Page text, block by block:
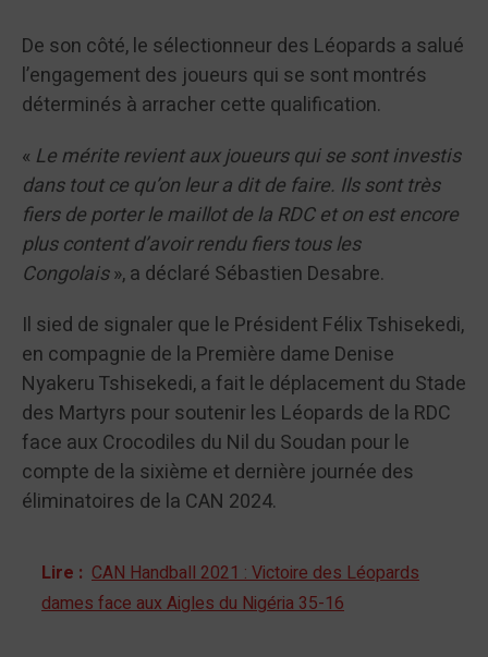
De son côté, le sélectionneur des Léopards a salué
l’engagement des joueurs qui se sont montrés
déterminés à arracher cette qualification.
« Le mérite revient aux joueurs qui se sont investis
dans tout ce qu’on leur a dit de faire. Ils sont très
fiers de porter le maillot de la RDC et on est encore
plus content d’avoir rendu fiers tous les
Congolais», a déclaré Sébastien Desabre.
Il sied de signaler que le Président Félix Tshisekedi,
en compagnie de la Première dame Denise
Nyakeru Tshisekedi, a fait le déplacement du Stade
des Martyrs pour soutenir les Léopards de la RDC
face aux Crocodiles du Nil du Soudan pour le
compte de la sixième et dernière journée des
éliminatoires de la CAN 2024.
Lire : CAN Handball 2021 : Victoire des Léopards
dames face aux Aigles du Nigéria 35-16